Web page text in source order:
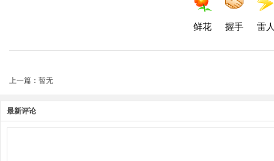
鲜花 握手 雷
上一篇：暂无
最新评论